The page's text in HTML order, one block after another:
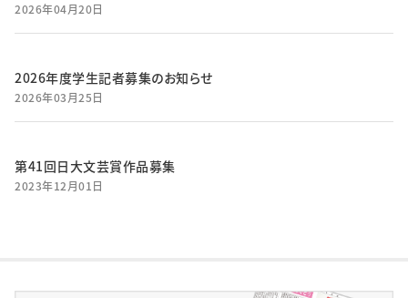
2026年04月20日
2026年度学生記者募集のお知らせ
2026年03月25日
第41回日大文芸賞作品募集
2023年12月01日